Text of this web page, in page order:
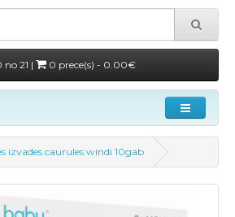
21 | 0 prece(s) - 0.00€
izvades caurules windi 10gab